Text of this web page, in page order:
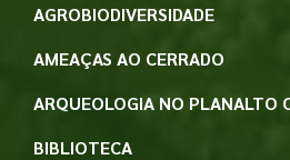
AGROBIODIVERSIDADE
AMEAÇAS AO CERRADO
ARQUEOLOGIA NO PLANALTO
BIBLIOTECA